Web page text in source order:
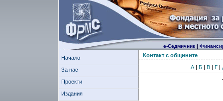
е-Седмичник|
Начало
За нас
Проекти
Издания
Контакт с общините
А| Б| В| Г|